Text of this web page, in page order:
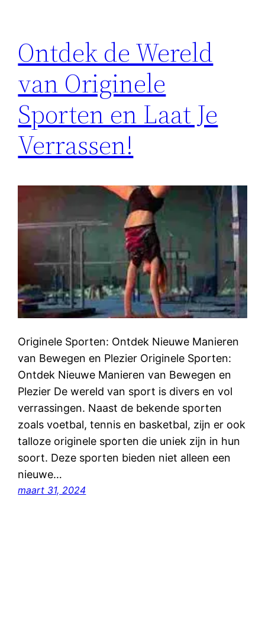
Ontdek de Wereld
van Originele
Sporten en Laat Je
Verrassen!
Originele Sporten: Ontdek Nieuwe Manieren
van Bewegen en Plezier Originele Sporten:
Ontdek Nieuwe Manieren van Bewegen en
Plezier De wereld van sport is divers en vol
verrassingen. Naast de bekende sporten
zoals voetbal, tennis en basketbal, zijn er ook
talloze originele sporten die uniek zijn in hun
soort. Deze sporten bieden niet alleen een
nieuwe…
maart 31, 2024